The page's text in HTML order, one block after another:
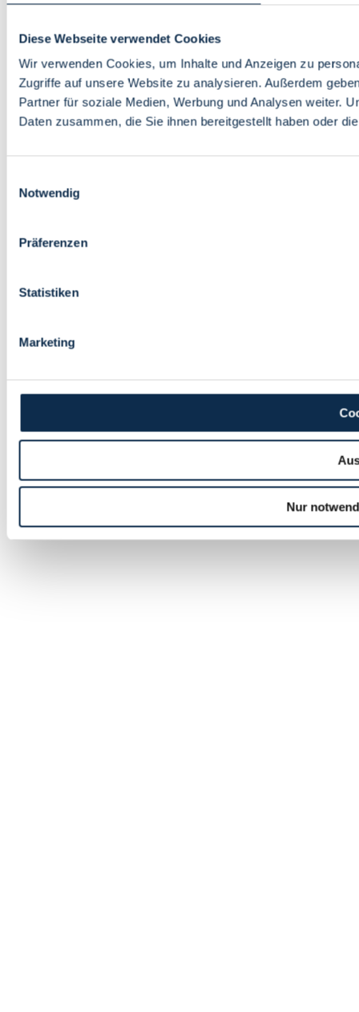
Diese Webseite verwendet Cookies
Wir verwenden Cookies, um Inhalte und Anzeigen zu
Zugriffe auf unsere Website zu analysieren. Außerdem
Partner für soziale Medien, Werbung und Analysen weiter.
Daten zusammen, die Sie ihnen bereitgestellt haben oder
Notwendig
Präferenzen
Statistiken
Marketing
Nur